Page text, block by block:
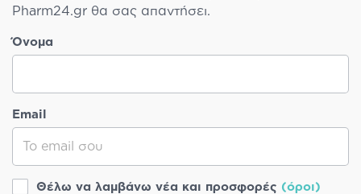
Pharm24.gr θα σας απαντήσει.
Όνομα
Email
Θέλω να λαμβάνω νέα και προσφορές (όροι)